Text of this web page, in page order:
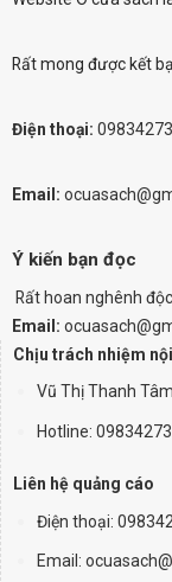
Rất mong được kết
Điện thoại:
Email:
Ý kiến bạn đọc
Rất hoan nghênh
Email:
Chịu trách nhiệm
Vũ Thị Thanh Tâm
Hotline:
Liên hệ quảng cáo
Điện thoại:
Email: